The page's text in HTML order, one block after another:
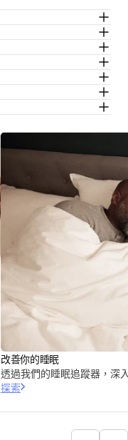
改善你的睡眠
透過我們的睡眠追蹤器，深
探索